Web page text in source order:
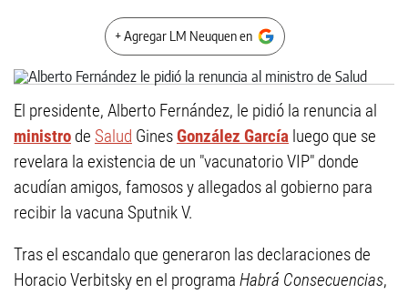
+ Agregar LM Neuquen en
El presidente, Alberto Fernández, le pidió la renuncia al
ministro de Salud GinesGonzález García luego que se
revelara la existencia de un "vacunatorio VIP" donde
acudían amigos, famosos y allegados al gobierno para
recibir la vacuna Sputnik V.
Tras el escandalo que generaron las declaraciones de
Horacio Verbitsky en el programa Habrá Consecuencias,